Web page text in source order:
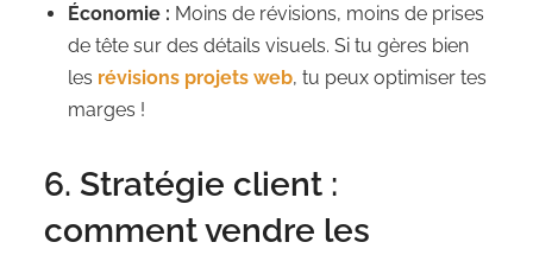
Économie : Moins de révisions, moins de prises
de tête sur des détails visuels. Si tu gères bien
les révisions projets web, tu peux optimiser tes
marges !
6. Stratégie client :
comment vendre les